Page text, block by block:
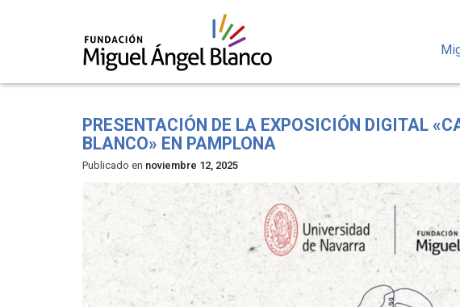
PRESENTACIÓN DE LA EXPOSICIÓN DIGITAL
BLANCO» EN PAMPLONA
Publicado en noviembre 12, 2025